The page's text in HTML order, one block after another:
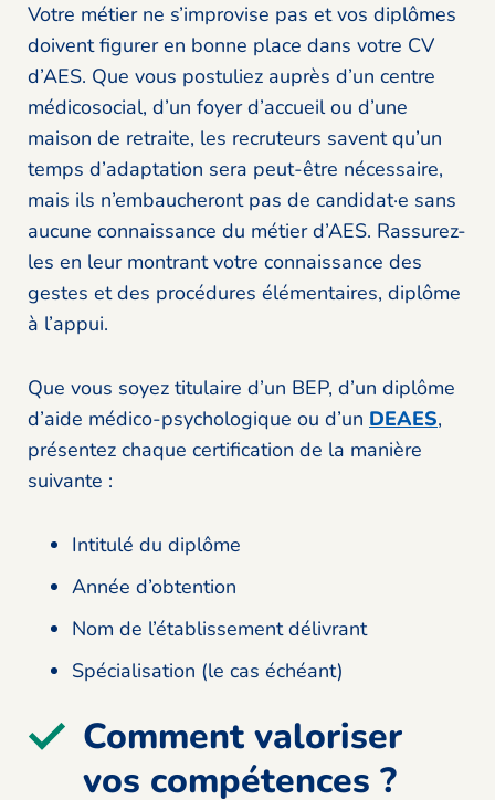
Votre métier ne s’improvise pas et vos diplômes
doivent figurer en bonne place dans votre CV
d’AES. Que vous postuliez auprès d’un centre
médicosocial, d’un foyer d’accueil ou d’une
maison de retraite, les recruteurs savent qu’un
temps d’adaptation sera peut-être nécessaire,
mais ils n’embaucheront pas de candidat·e sans
aucune connaissance du métier d’AES. Rassurez-
les en leur montrant votre connaissance des
gestes et des procédures élémentaires, diplôme
à l’appui.
Que vous soyez titulaire d’un BEP, d’un diplôme
d’aide médico-psychologique ou d’un DEAES,
présentez chaque certification de la manière
suivante :
Intitulé du diplôme
Année d’obtention
Nom de l’établissement délivrant
Spécialisation (le cas échéant)
Comment valoriser
vos compétences ?